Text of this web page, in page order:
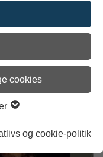
cookies
og cookie-politik